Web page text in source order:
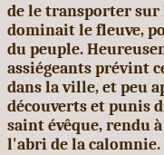
de le transporter
dominait le fleuve,
du peuple.
assiégeants prévint
dans la ville, et peu
découverts et punis
saint évêque, rendu
l'abri de la calomnie.